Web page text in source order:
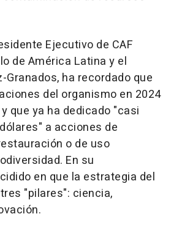
Ejecutivo de CAF
de América Latina y el
Granados, ha recordado que
del organismo en 2024
que ya ha dedicado "casi
a acciones de
o de uso
En su
en que la estrategia del
"pilares": ciencia,